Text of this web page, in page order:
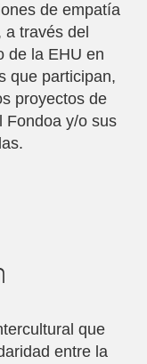
de empatí­a
través del
de la EHU en
que participan,
proyectos de
Fondoa y/o sus
que
entre la